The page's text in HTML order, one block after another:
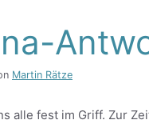
Martin Rätze
alle fest im Griff. Zur